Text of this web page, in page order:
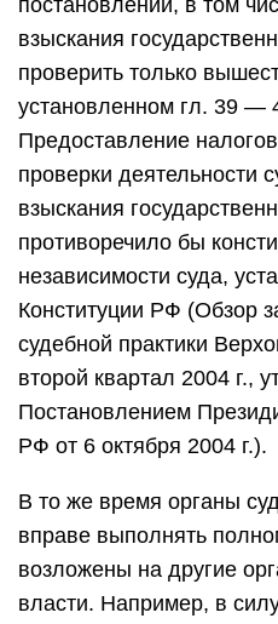
постановлений, в том
взыскания
проверить только
установленном гл. 39 —
Предоставление
проверки деятельности
взыскания
противоречило бы
независимости суда,
Конституции РФ (Обзор
судебной практики
второй квартал 2004 г.,
Постановлением
РФ от 6 октября 2004 г.).
В то же время органы
вправе выполнять
возложены на другие
власти. Например, в